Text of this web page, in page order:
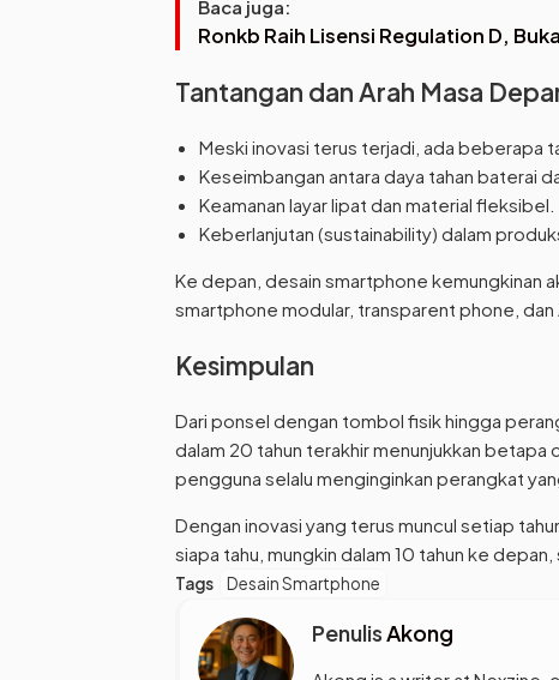
Baca juga:
Ronkb Raih Lisensi Regulation D,
Tantangan dan Arah Masa
Meski inovasi terus terjadi, ada beberapa
Keseimbangan antara daya tahan baterai
Keamanan layar lipat dan material fleksibel.
Keberlanjutan (sustainability) dalam
Ke depan, desain smartphone kemungkinan
smartphone modular, transparent phone,
Kesimpulan
Dari ponsel dengan tombol fisik hingga
dalam 20 tahun terakhir menunjukkan
pengguna selalu menginginkan perangkat
Dengan inovasi yang terus muncul setiap
siapa tahu, mungkin dalam 10 tahun ke
Tags Desain Smartphone
PenulisAkong